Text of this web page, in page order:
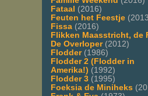
Fataal (2016)
Feuten het Feestje
Fissa (2016)
Flikken Maasstricht, de
De Overloper(2012)
Flodder(1986)
Flodder 2 (Flodder in
Amerika!) (1992)
Flodder 3 (1995)
Foeksia de Miniheks